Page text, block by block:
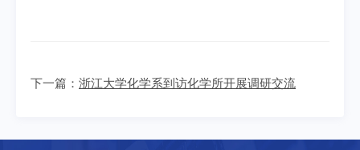
下一篇： 浙江大学化学系到访化学所开展调研交流